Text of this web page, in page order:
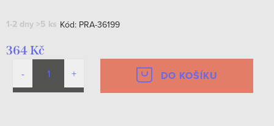
1-2 dny >5 ks Kód: PRA-36199
364 Kč
DO KOŠÍKU